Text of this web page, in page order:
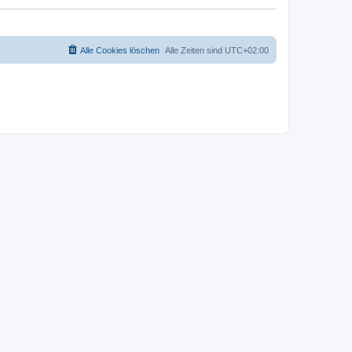
Alle Zeiten sind UTC+02:00
Alle Cookies löschen